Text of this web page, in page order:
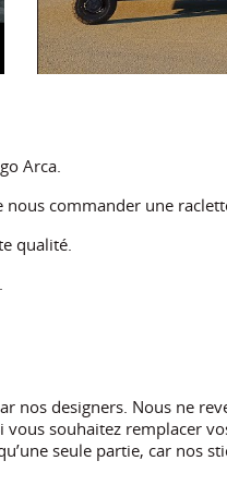
Arca.
commander une
qualité.
nos designers. Nous ne
souhaitez remplacer
seule partie, car nos